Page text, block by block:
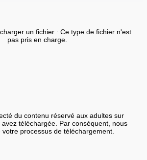
un fichier : Ce type de fichier n'est
pas pris en charge.
du contenu réservé aux adultes sur
téléchargée. Par conséquent, nous
processus de téléchargement.